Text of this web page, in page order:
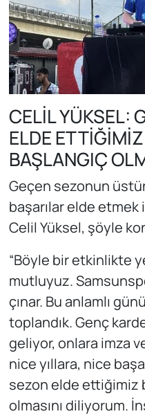
CELİL YÜKSEL:
ELDE
BAŞLANGIÇ
Geçen sezonun
başarılar elde
Celil Yüksel, şöyle
“Böyle bir etkinlikte
mutluyuz.
çınar. Bu anlamlı
toplandık. Genç
geliyor, onlara imza
nice yıllara, nice
sezon elde ettiğimiz
olmasını diliyorum.